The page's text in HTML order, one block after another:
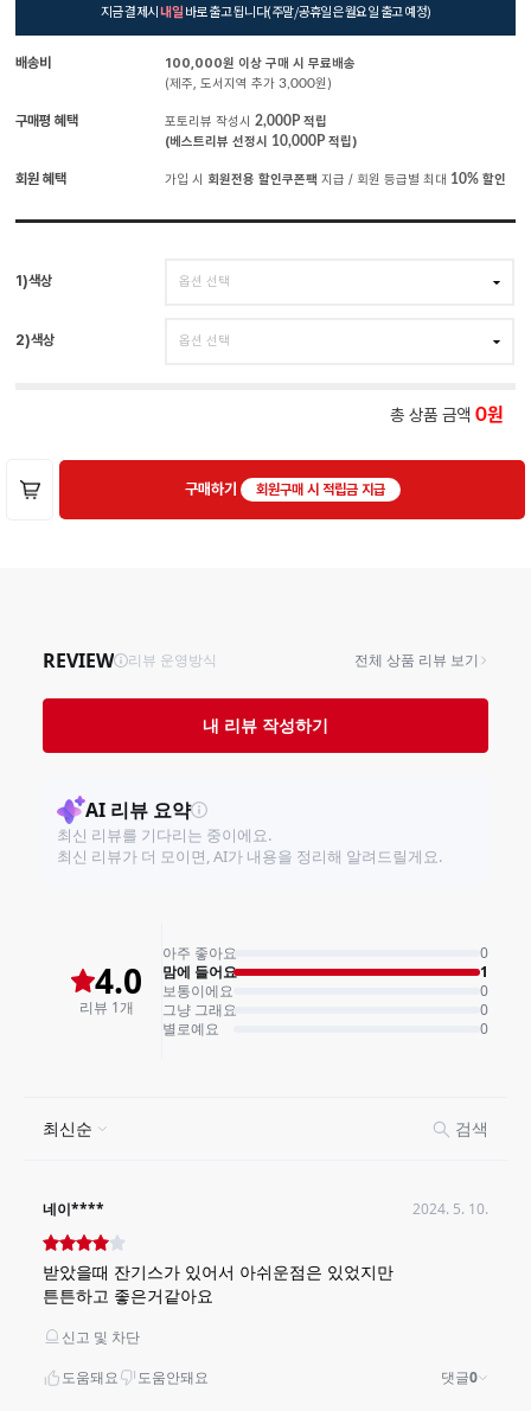
지금 결제시내일바로 출고 됩니다(주말/공휴일은 월요일 출고 예정)
배송비
100,000원 이상 구매 시 무료배송
(제주, 도서지역 추가 3,000원)
구매평 혜택 포토리뷰 작성시 2,000P적립
(베스트리뷰 선정시 10,000P적립)
회원 혜택 가입 시 회원전용 할인쿠폰팩 지급 / 회원 등급별 최대 10%할인
1)색상
2)색상
총 상품 금액 0
구매하기 회원구매 시 적립금 지급